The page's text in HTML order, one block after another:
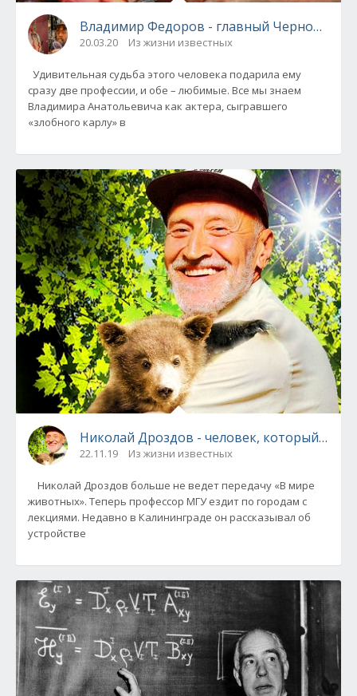
Владимир Федоров - главный Черномор
20.03.20 Из жизни известных
Удивительная судьба этого человека подарила ему
сразу две профессии, и обе – любимые. Все мы знаем
Владимира Анатольевича как актера, сыгравшего
«злобного карлу» в
Николай Дроздов - человек, который не
22.11.19 Из жизни известных
Николай Дроздов больше не ведет передачу «В мире
животных». Теперь профессор МГУ ездит по городам с
лекциями. Недавно в Калининграде он рассказывал об
устройстве